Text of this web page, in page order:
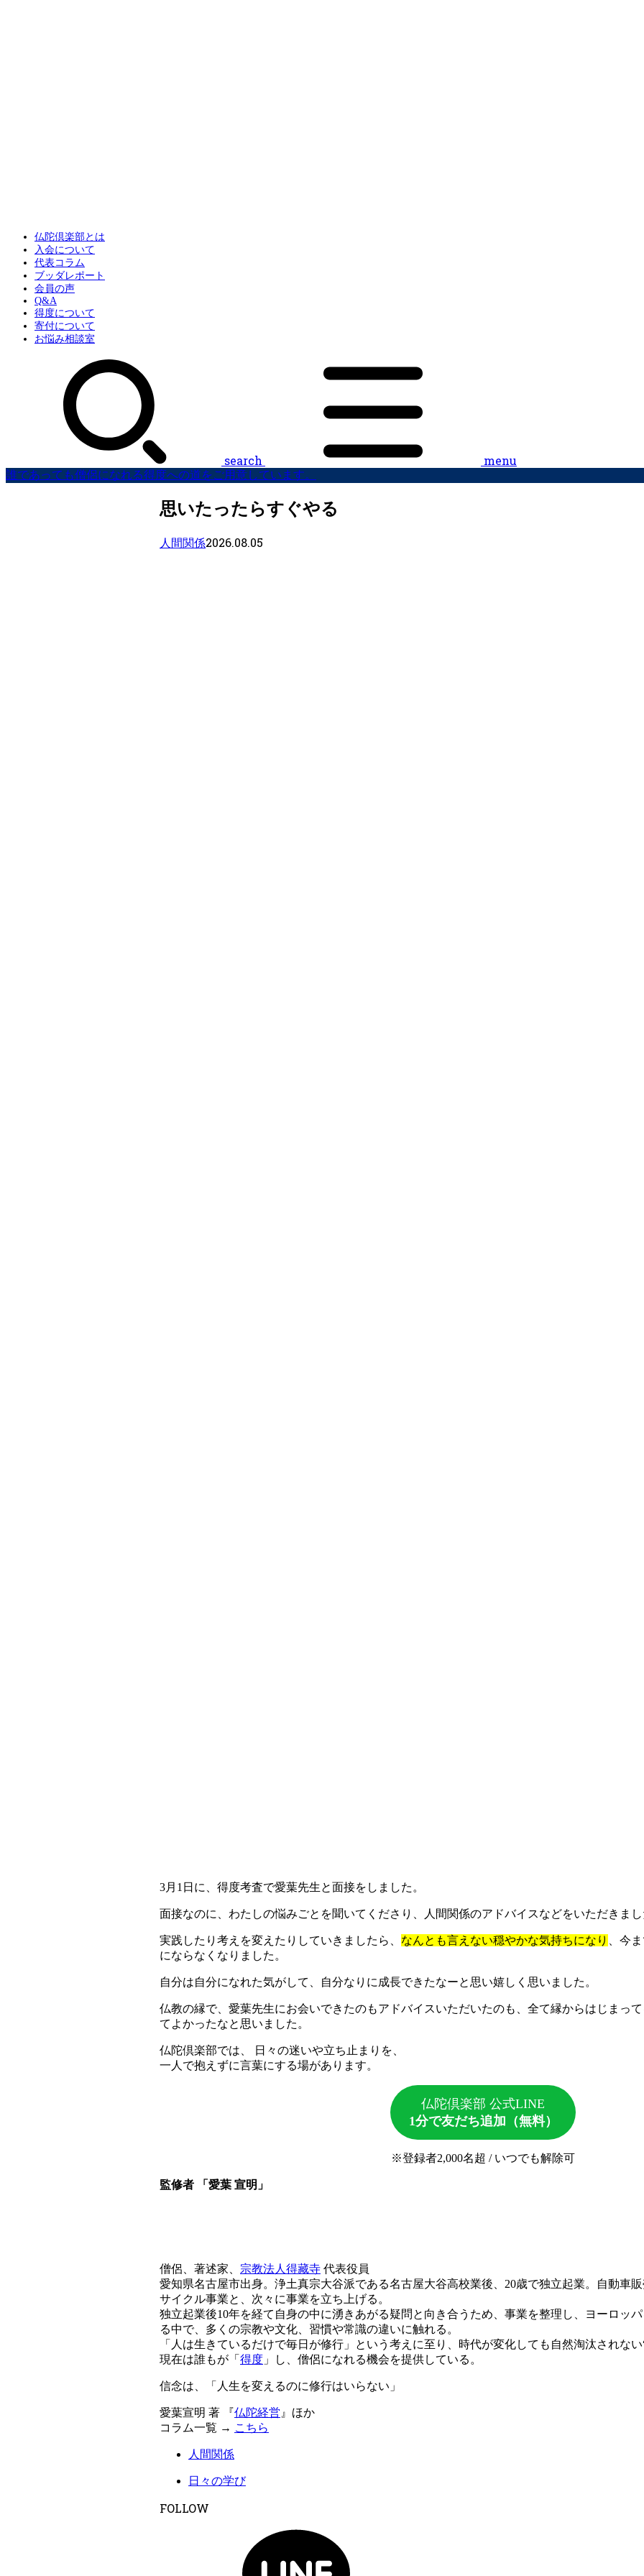
仏陀倶楽部とは
入会について
代表コラム
ブッダレポート
会員の声
Q&A
得度について
寄付について
お悩み相談室
search menu
誰であっても僧侶になれる得度への道をご用意しています。
思いたったらすぐやる
人間関係2026.08.05
3月1日に、得度考査で愛葉先生と面接をしました。
面接なのに、わたしの悩みごとを聞いてくださり、人間関係のアドバイスなどをいただきま
実践したり考えを変えたりしていきましたら、 なんとも言えない穏やかな気持ちになり
、今
にならなくなりました。
自分は自分になれた気がして、自分なりに成長できたなーと思い嬉しく思いました。
仏教の縁で、愛葉先生にお会いできたのもアドバイスいただいたのも、全て縁からはじまっ
てよかったなと思いました。
仏陀倶楽部では、 日々の迷いや立ち止まりを、
一人で抱えずに言葉にする場があります。
仏陀倶楽部 公式LINE
1分で友だち追加（無料）
※登録者2,000名超 / いつでも解除可
監修者 「愛葉 宣明」
僧侶、著述家、 宗教法人得藏寺 代表役員
愛知県名古屋市出身。浄土真宗大谷派である名古屋大谷高校業後、20歳で独立起業。自動車
サイクル事業と、次々に事業を立ち上げる。
独立起業後10年を経て自身の中に湧きあがる疑問と向き合うため、事業を整理し、ヨーロッ
る中で、多くの宗教や文化、習慣や常識の違いに触れる。
「人は生きているだけで毎日が修行」という考えに至り、時代が変化しても自然淘汰されな
現在は誰もが「 得度 」し、僧侶になれる機会を提供している。
信念は、「人生を変えるのに修行はいらない」
愛葉宣明 著 『仏陀経営 』ほか
コラム一覧 → こちら
人間関係
日々の学び
FOLLOW